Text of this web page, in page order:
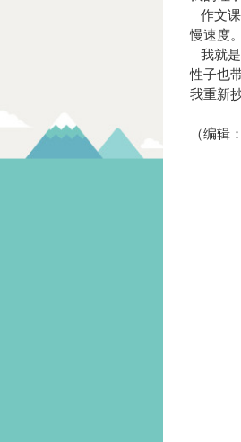
作文课
慢速度
我就是
性子也
我重新
（编辑